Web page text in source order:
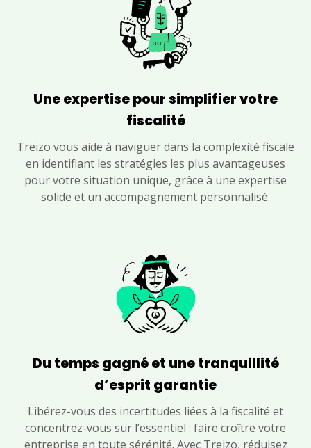
Une expertise pour simplifier votre
fiscalité
Treizo vous aide à naviguer dans la complexité fiscale
en identifiant les stratégies les plus avantageuses
pour votre situation unique, grâce à une expertise
solide et un accompagnement personnalisé.
Du temps gagné et une tranquillité
d’esprit garantie
Libérez-vous des incertitudes liées à la fiscalité et
concentrez-vous sur l’essentiel : faire croître votre
entreprise en toute sérénité. Avec Treizo, réduisez